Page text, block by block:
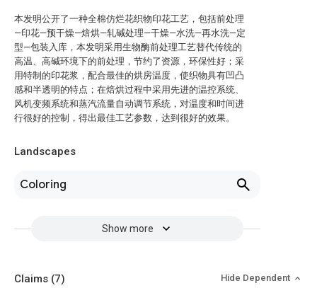
本发明公开了一种全棉仿烂花织物印花工艺，包括前处理
—印花—预干燥—焙烘—轧碱处理—干燥—水洗—再水洗—定
型—包装入库，本发明采用生物酶前处理工艺替代传统的
高温、高碱环境下的前处理，节约了资源，环保性好；采
用特制的印花浆，配合最佳的烘房温度，使织物具有凹凸
感和半透明的特点；在焙烘过程中采用先进的温控系统、
风机变频系统和蒸汽流量自动调节系统，对温度和时间进
行很好的控制，得出最佳工艺参数，达到很好的效果。
Landscapes
Coloring
Show more
Claims (7) Hide Dependent